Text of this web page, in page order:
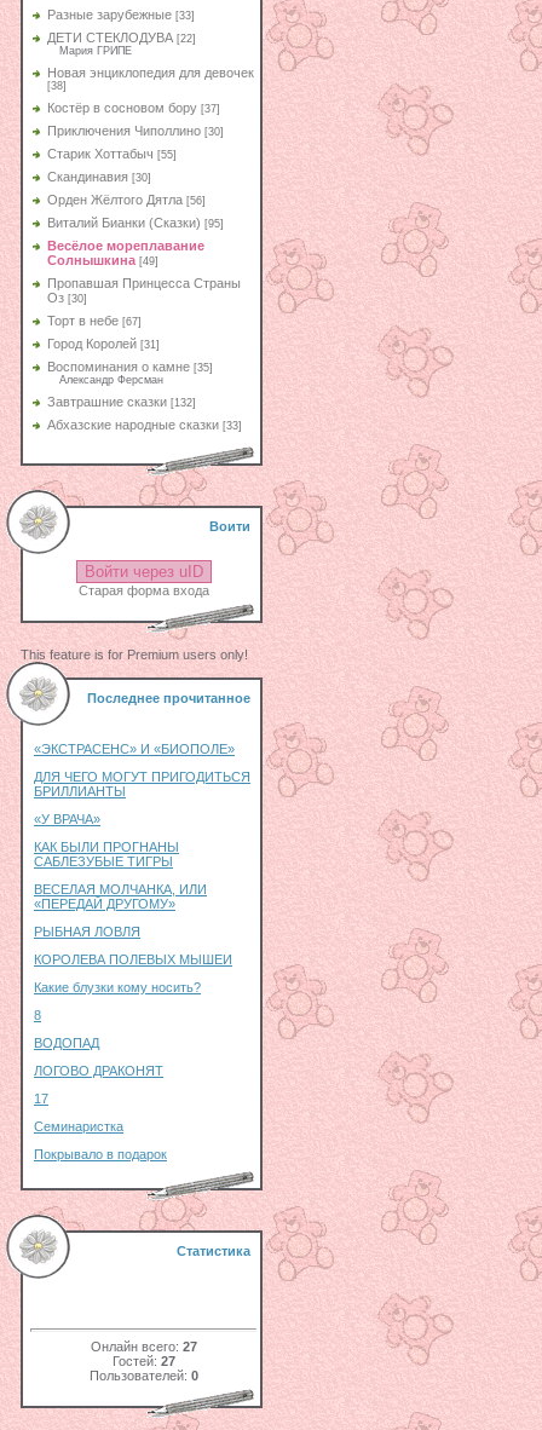
Разные зарубежные [33]
ДЕТИ СТЕКЛОДУВА [22]
Мария ГРИПЕ
Новая энциклопедия для девочек
[38]
Костёр в сосновом бору [37]
Приключения Чиполлино [30]
Старик Хоттабыч [55]
Скандинавия [30]
Орден Жёлтого Дятла [56]
Виталий Бианки (Сказки) [95]
Весёлое мореплавание
Солнышкина [49]
Пропавшая Принцесса Страны
Оз [30]
Торт в небе [67]
Город Королей [31]
Воспоминания о камне [35]
Александр Ферсман
Завтрашние сказки [132]
Абхазские народные сказки [33]
Воити
Войти через uID
Старая форма входа
This feature is for Premium users only!
Последнее прочитанное
«ЭКСТРАСЕНС» И «БИОПОЛЕ»
ДЛЯ ЧЕГО МОГУТ ПРИГОДИТЬСЯ
БРИЛЛИАНТЫ
«У ВРАЧА»
КАК БЫЛИ ПРОГНАНЫ
САБЛЕЗУБЫЕ ТИГРЫ
ВЕСЕЛАЯ МОЛЧАНКА, ИЛИ
«ПЕРЕДАЙ ДРУГОМУ»
РЫБНАЯ ЛОВЛЯ
КОРОЛЕВА ПОЛЕВЫХ МЫШЕИ
Какие блузки кому носить?
8
ВОДОПАД
ЛОГОВО ДРАКОНЯТ
17
Семинаристка
Покрывало в подарок
Статистика
Онлайн всего: 27
Гостей: 27
Пользователей: 0